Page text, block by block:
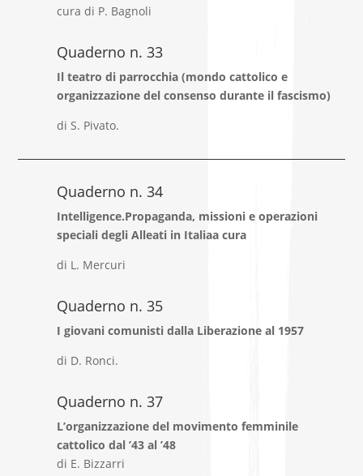
cura di P. Bagnoli
Quaderno n. 33
Il teatro di parrocchia (mondo cattolico e
organizzazione del consenso durante il fascismo)
di S. Pivato.
Quaderno n. 34
Intelligence.Propaganda, missioni e operazioni
speciali degli Alleati in Italiaa cura
di L. Mercuri
Quaderno n. 35
I giovani comunisti dalla Liberazione al 1957
di D. Ronci.
Quaderno n. 37
L’organizzazione del movimento femminile
cattolico dal ’43 al ’48
di E. Bizzarri